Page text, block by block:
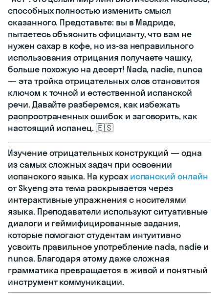
способных полностью изменить смысл
сказанного. Представьте: вы в Мадриде,
пытаетесь объяснить официанту, что вам не
нужен сахар в кофе, но из-за неправильного
использования отрицания получаете чашку,
больше похожую на десерт! Nada, nadie, nunca
— эта тройка отрицательных слов становится
ключом к точной и естественной испанской
речи. Давайте разберемся, как избежать
распространенных ошибок и заговорить, как
настоящий испанец. 🇪🇸
Изучение отрицательных конструкций — одна
из самых сложных задач при освоении
испанского языка. На курсах испанский онлайн
от Skyeng эта тема раскрывается через
интерактивные упражнения с носителями
языка. Преподаватели используют ситуативные
диалоги и геймифицированные задания,
которые помогают студентам интуитивно
усвоить правильное употребление nada, nadie и
nunca. Благодаря этому даже сложная
грамматика превращается в живой и понятный
инструмент коммуникации.